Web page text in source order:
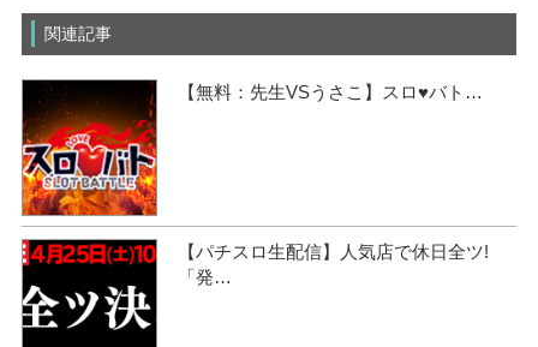
関連記事
【無料：先生VSうさこ】スロ♥バト…
【パチスロ生配信】人気店で休日全ツ!
「発…